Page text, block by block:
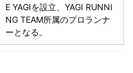
E YAGIを設立、YAGI RUNNI
NG TEAM所属のプロランナ
ーとなる。